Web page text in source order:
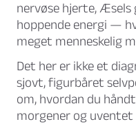
nervøse hjerte, Æsels
hoppende energi —
meget menneskelig
Det her er ikke et
sjovt, figurbåret
om, hvordan du
morgener og